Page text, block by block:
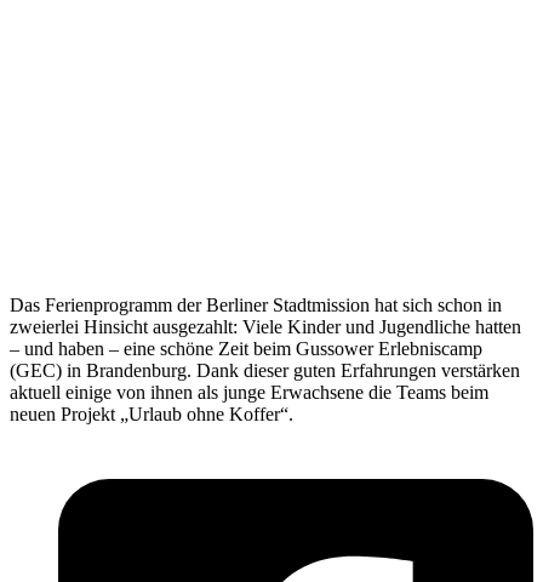
Das Ferienprogramm der Berliner Stadtmission hat sich schon in
zweierlei Hinsicht ausgezahlt: Viele Kinder und Jugendliche hatten
– und haben – eine schöne Zeit beim Gussower Erlebniscamp
(GEC) in Brandenburg. Dank dieser guten Erfahrungen verstärken
aktuell einige von ihnen als junge Erwachsene die Teams beim
neuen Projekt „Urlaub ohne Koffer“.